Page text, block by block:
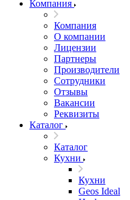
Компания
Компания
О компании
Лицензии
Партнеры
Производители
Сотрудники
Отзывы
Вакансии
Реквизиты
Каталог
Каталог
Кухни
Кухни
Geos Ideal